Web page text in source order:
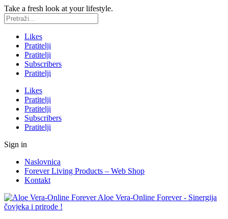
Take a fresh look at your lifestyle.
Likes
Pratitelji
Pratitelji
Subscribers
Pratitelji
Likes
Pratitelji
Pratitelji
Subscribers
Pratitelji
Sign in
Naslovnica
Forever Living Products – Web Shop
Kontakt
Aloe Vera-Online Forever - Sinergija
čovjeka i prirode !